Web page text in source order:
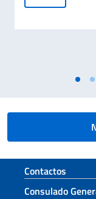
Sezione
Contactos
Consulado